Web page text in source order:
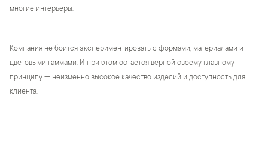
многие интерьеры.
Компания не боится экспериментировать с формами, материалами и
цветовыми гаммами. И при этом остается верной своему главному
принципу — неизменно высокое качество изделий и доступность для
клиента.